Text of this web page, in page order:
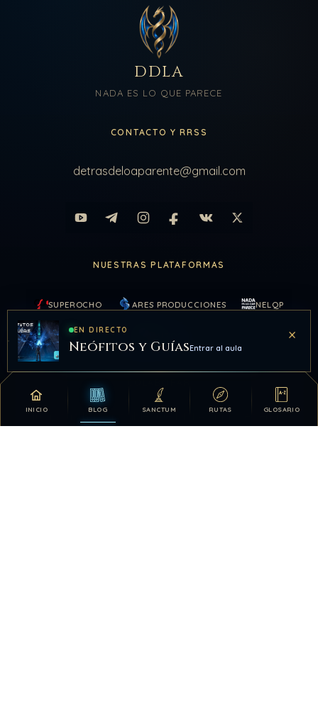
INICIO BLOG SANCTUM RUTAS GLOSARIO
DDLA
NADA ES LO QUE PARECE
CONTACTO Y RRSS
detrasdeloaparente@gmail.com
NUESTRAS PLATAFORMAS
SUPEROCHO ARES PRODUCCIONES NELQP
Tu apoyo hace posible que DDLA siga creciendo.
EN DIRECTO
Neófitos y GuíasEntrar al aula
×